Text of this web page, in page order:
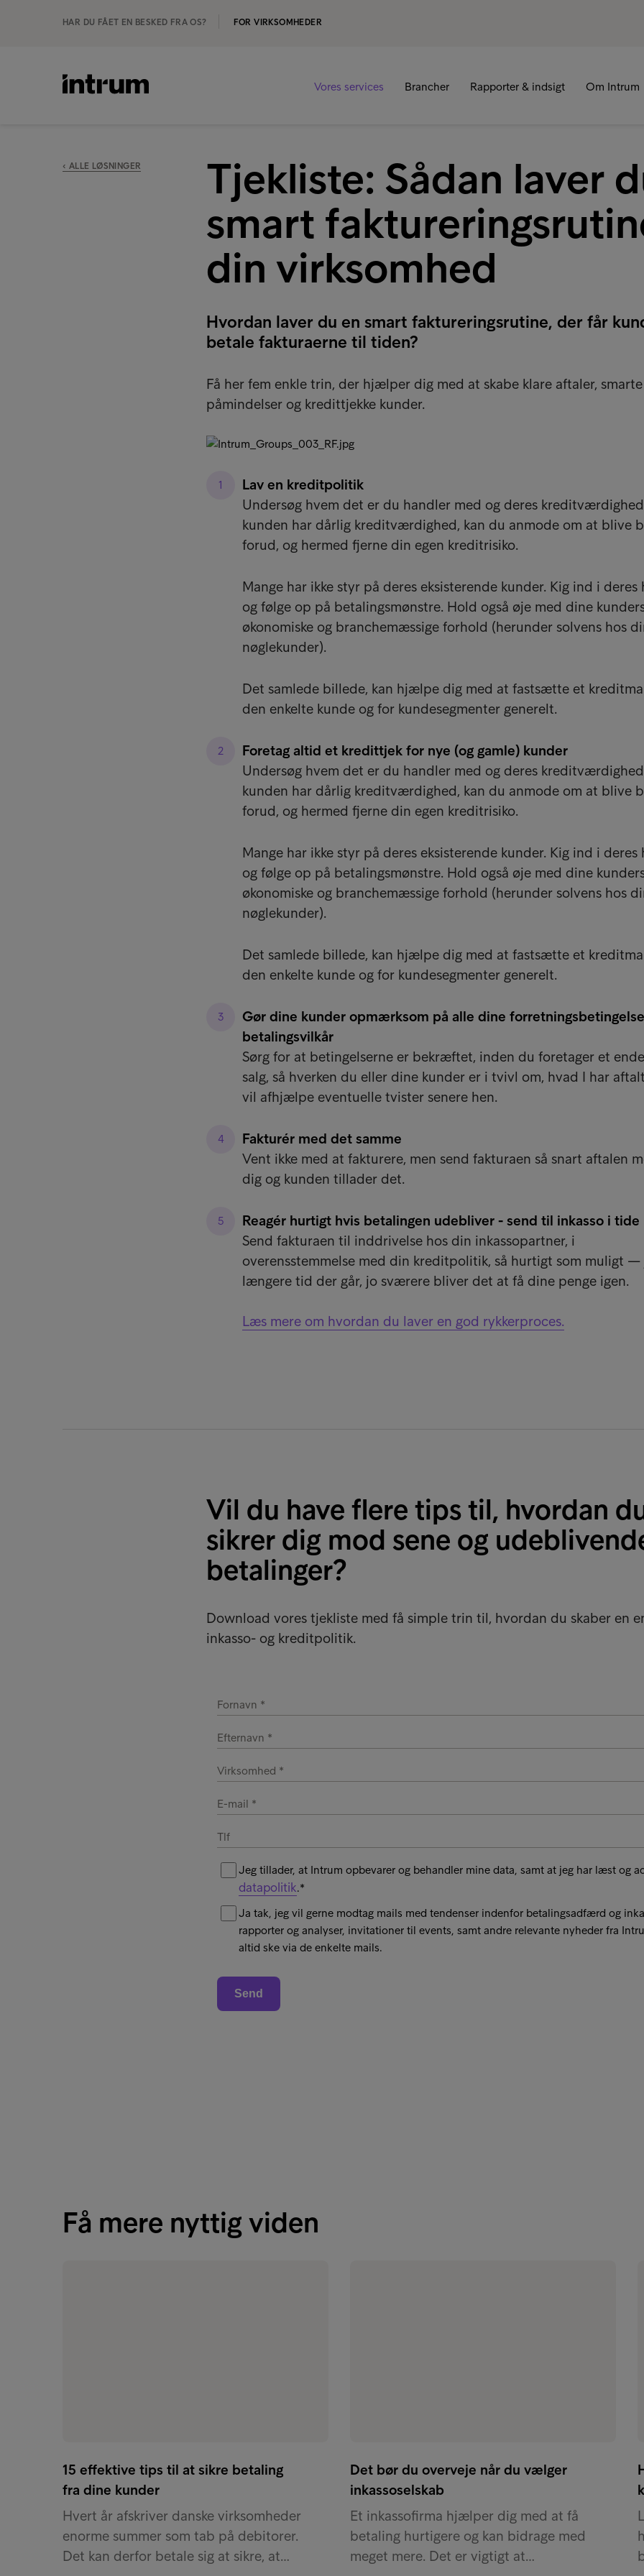
HAR DU FÅET EN BESKED FRA OS? FOR VIRKSOMHEDER
Vores services Brancher Rapporter & indsigt Om Intrum
‹ ALLE LØSNINGER
Tjekliste: Sådan laver
smart
din virksomhed
Hvordan laver du en smart faktureringsrutine, der får
betale fakturaerne til tiden?
Få her fem enkle trin, der hjælper dig med at skabe klare aftaler, smarte
påmindelser og kredittjekke kunder.
Lav en kreditpolitik
Undersøg hvem det er du handler med og deres
kunden har dårlig kreditværdighed, kan du anmode om at blive
forud, og hermed fjerne din egen kreditrisiko.
Mange har ikke styr på deres eksisterende kunder. Kig ind i deres
og følge op på betalingsmønstre. Hold også øje med dine
økonomiske og branchemæssige forhold (herunder solvens hos
nøglekunder).
Det samlede billede, kan hjælpe dig med at fastsætte et
den enkelte kunde og for kundesegmenter generelt.
Foretag altid et kredittjek for nye (og gamle) kunder
Undersøg hvem det er du handler med og deres
kunden har dårlig kreditværdighed, kan du anmode om at blive
forud, og hermed fjerne din egen kreditrisiko.
Mange har ikke styr på deres eksisterende kunder. Kig ind i deres
og følge op på betalingsmønstre. Hold også øje med dine
økonomiske og branchemæssige forhold (herunder solvens hos
nøglekunder).
Det samlede billede, kan hjælpe dig med at fastsætte et
den enkelte kunde og for kundesegmenter generelt.
Gør dine kunder opmærksom på alle dine
betalingsvilkår
Sørg for at betingelserne er bekræftet, inden du foretager et
salg, så hverken du eller dine kunder er i tvivl om, hvad I har
vil afhjælpe eventuelle tvister senere hen.
Fakturér med det samme
Vent ikke med at fakturere, men send fakturaen så snart aftalen
dig og kunden tillader det.
Reagér hurtigt hvis betalingen udebliver - send til inkasso i tide
Send fakturaen til inddrivelse hos din inkassopartner, i
overensstemmelse med din kreditpolitik, så hurtigt som muligt —
længere tid der går, jo sværere bliver det at få dine penge igen.
Læs mere om hvordan du laver en god rykkerproces.
Vil du have flere tips til, hvordan
sikrer dig mod sene og
betalinger?
Download vores tjekliste med få simple trin til, hvordan du skaber en
inkasso- og kreditpolitik.
Få mere nyttig viden
15 effektive tips til at sikre betaling
fra dine kunder
Hvert år afskriver danske virksomheder
enorme summer som tab på debitorer.
Det kan derfor betale sig at sikre, at…
Det bør du overveje når du vælger
inkassoselskab
Et inkassofirma hjælper dig med at få
betaling hurtigere og kan bidrage med
meget mere. Det er vigtigt at…